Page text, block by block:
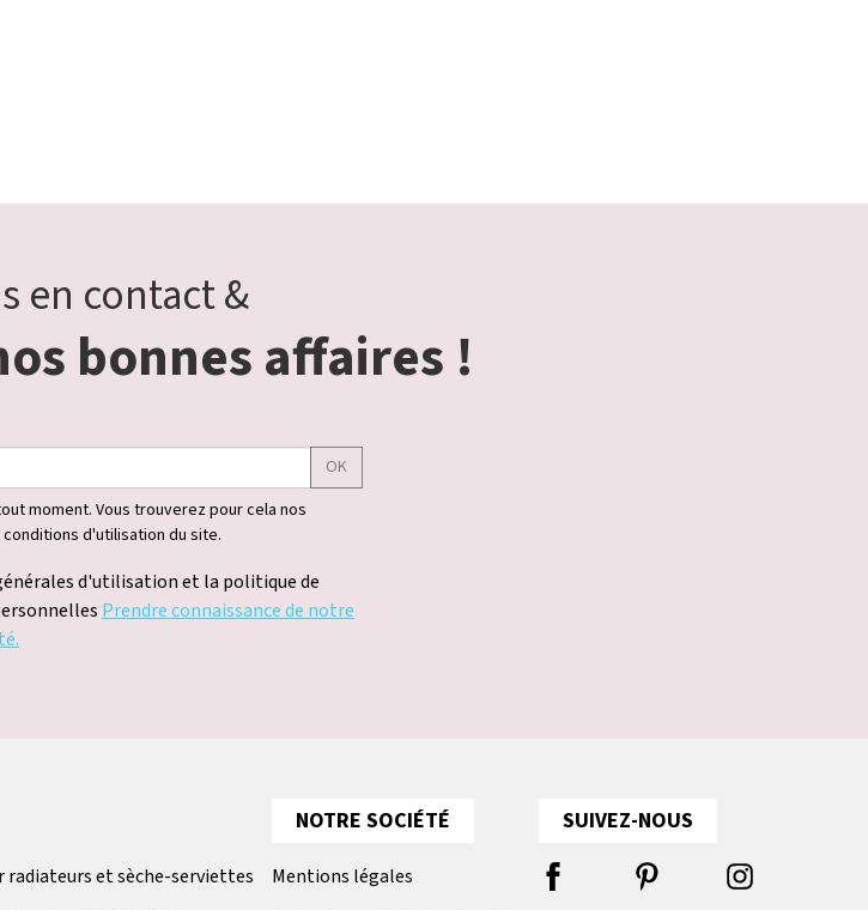
en contact &
bonnes affaires !
OK
moment. Vous trouverez pour cela nos
d'utilisation du site.
d'utilisation et la politique de
Prendre connaissance de notre
radiateurs et sèche-serviettes
NOTRE SOCIÉTÉ
Mentions légales
SUIVEZ-NOUS